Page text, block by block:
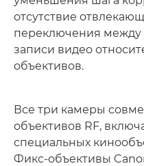
отсутствие
переключения между
записи видео
объективов.
Все три камеры
объективов RF,
специальных
Фикс-объективы